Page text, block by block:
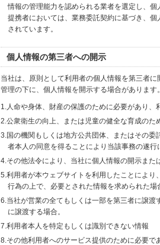
情報の管理能力を認められる業者を選定し、
提携者においては、業務委託契約に基づき、
されています。
個人情報の第三者への開示
当社は、原則として利用者の個人情報を第三者
管理の下に、個人情報を開示する場合があります。
1.人命や身体、財産の保護のために必要があり、
2.公衆衛生の向上、または児童の健全な育成のた
3.国の機関もしくは地方公共団体、またはその
者本人の同意を得ることにより当該事務の遂行
4.その他法令により、当社に個人情報の開示また
5.利用者が本ウェブサイトを利用したことによ
行為の上で、必要とされた情報を求められた場
6.当社が営業の全てもしくは一部を第三者に譲
に譲渡する場合。
7.利用者本人を特定もしくは識別できない情報
8.その他利用者へのサービス提供のために必要で